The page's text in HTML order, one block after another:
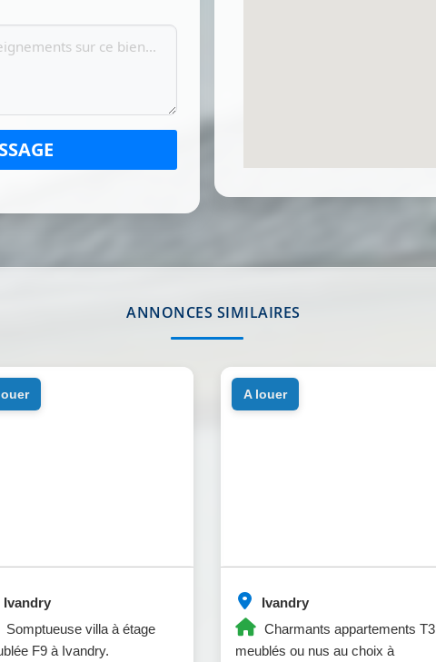
ANNONCES SIMILAIRES
Ivandry
Somptueuse villa à étage
F9 à Ivandry.
louer
Ivandry
Charmants appartements T3
meublés ou nus au choix à
a louer